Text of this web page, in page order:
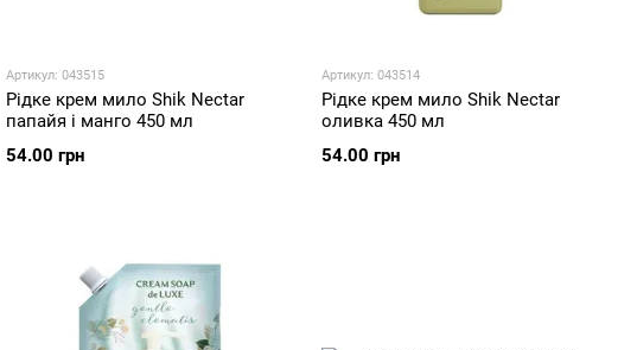
Артикул: 043515
Рідке крем мило Shik Nectar
папайя і манго 450 мл
54.00 грн
Артикул: 043514
Рідке крем мило Shik Nectar
оливка 450 мл
54.00 грн